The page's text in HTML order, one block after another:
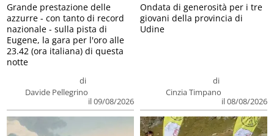
di
Davide Pellegrino
il 09/08/2026
Grande prestazione delle
azzurre - con tanto di record
nazionale - sulla pista di
Eugene, la gara per l'oro alle
23.42 (ora italiana) di questa
notte
di
Cinzia Timpano
il 08/08/2026
Ondata di generosità per i tre
giovani della provincia di
Udine